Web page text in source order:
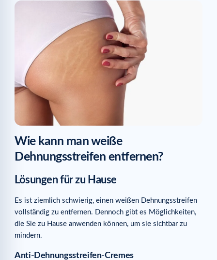
Wie kann man weiße
Dehnungsstreifen entfernen?
Lösungen für zu Hause
Es ist ziemlich schwierig, einen weißen Dehnungsstreifen
vollständig zu entfernen. Dennoch gibt es Möglichkeiten,
die Sie zu Hause anwenden können, um sie sichtbar zu
mindern.
Anti-Dehnungsstreifen-Cremes